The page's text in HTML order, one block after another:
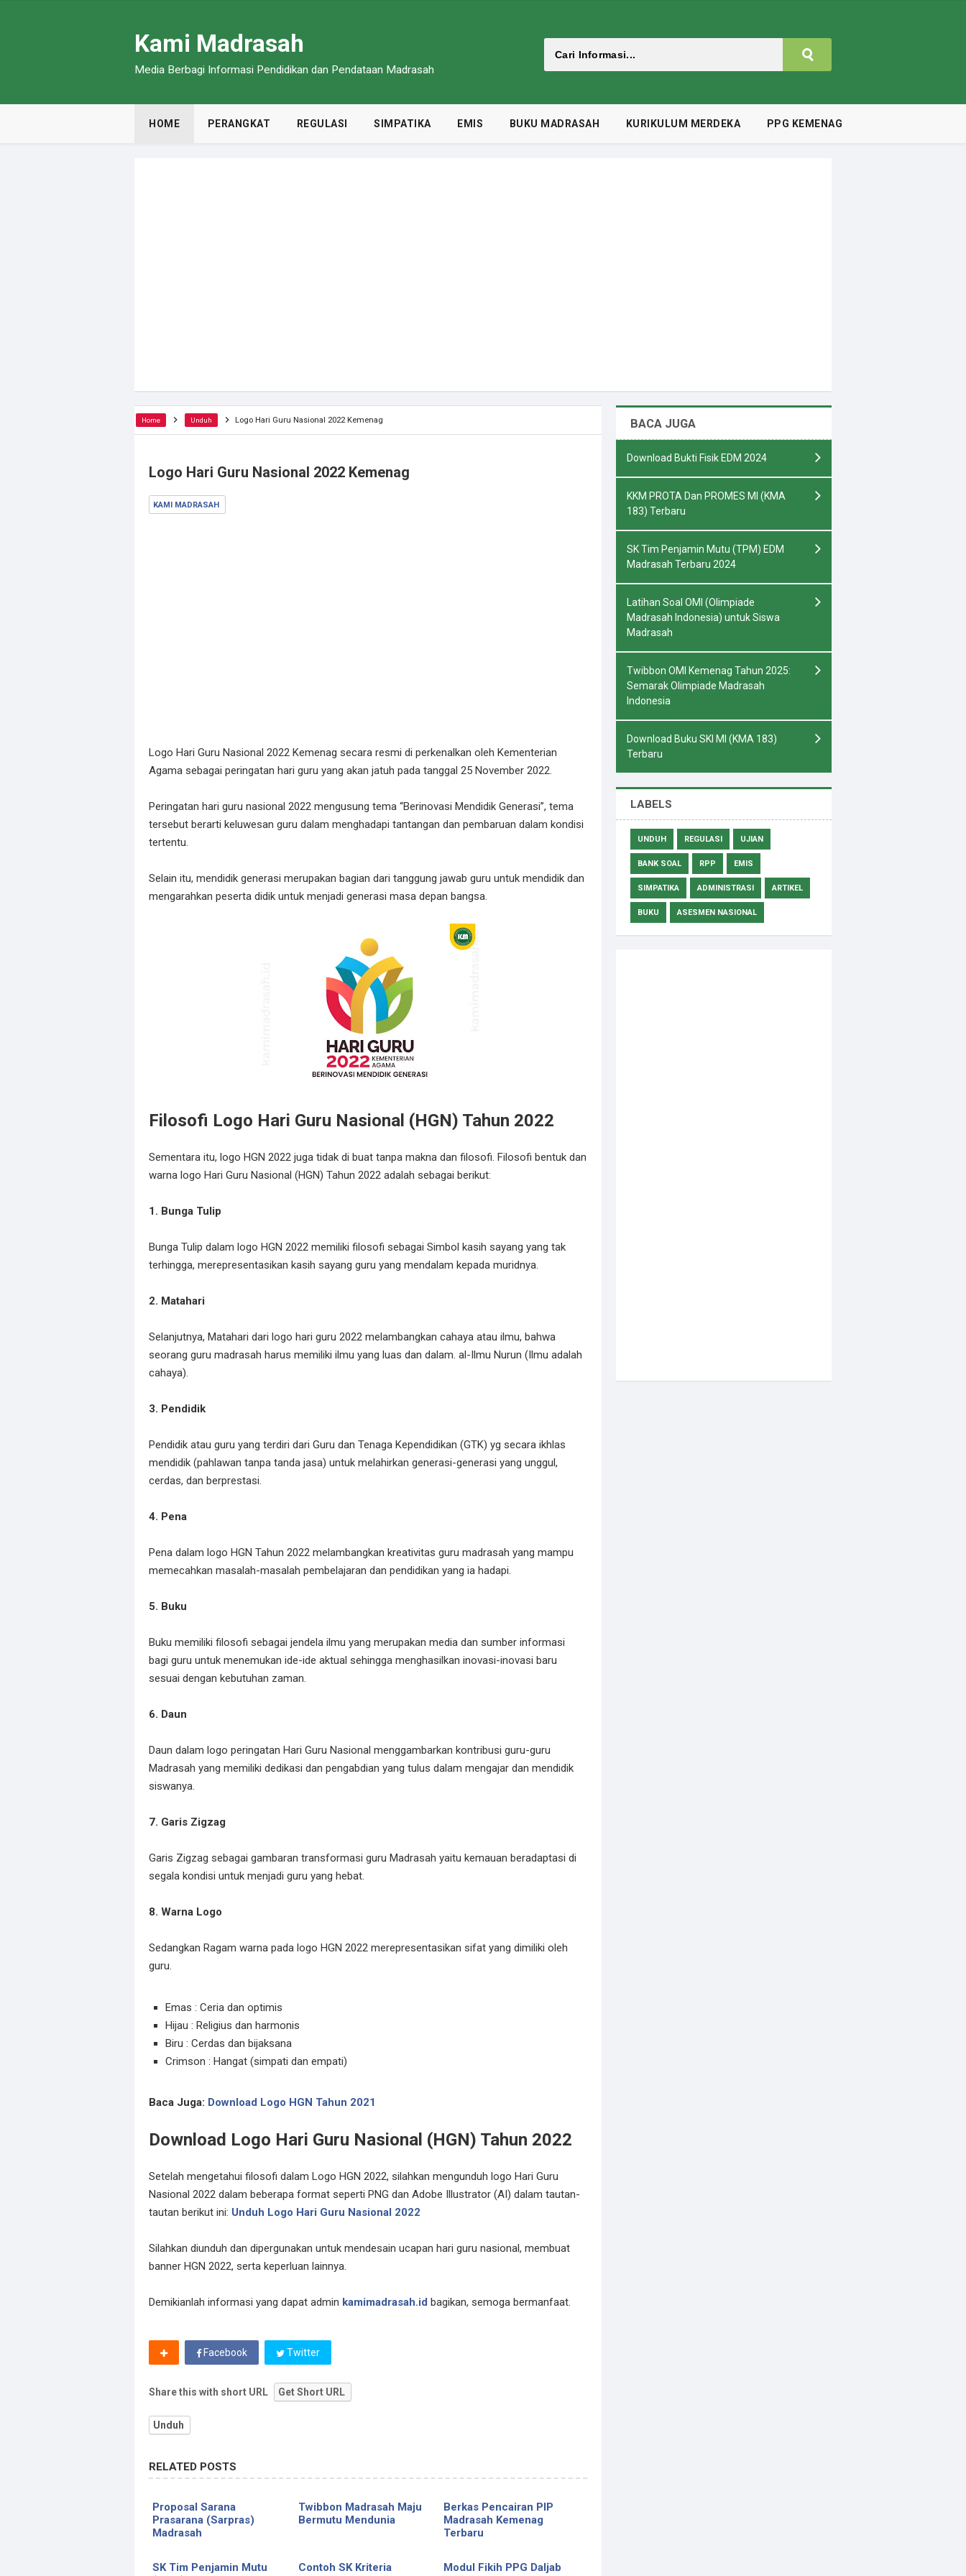
Kami Madrasah
Media Berbagi Informasi Pendidikan dan Pendataan Madrasah
HOME PERANGKAT REGULASI SIMPATIKA EMIS BUKU MADRASAH KURIKULUM MERDEKA PPG KEMENAG
Home Unduh Logo Hari Guru Nasional 2022 Kemenag
Logo Hari Guru Nasional 2022 Kemenag
KAMI MADRASAH
Logo Hari Guru Nasional 2022 Kemenag secara resmi di perkenalkan oleh Kementerian
Agama sebagai peringatan hari guru yang akan jatuh pada tanggal 25 November 2022.
Peringatan hari guru nasional 2022 mengusung tema “Berinovasi Mendidik Generasi”, tema
tersebut berarti keluwesan guru dalam menghadapi tantangan dan pembaruan dalam kondisi
tertentu.
Selain itu, mendidik generasi merupakan bagian dari tanggung jawab guru untuk mendidik dan
mengarahkan peserta didik untuk menjadi generasi masa depan bangsa.
Filosofi Logo Hari Guru Nasional (HGN) Tahun 2022
Sementara itu, logo HGN 2022 juga tidak di buat tanpa makna dan filosofi. Filosofi bentuk dan
warna logo Hari Guru Nasional (HGN) Tahun 2022 adalah sebagai berikut:
1. Bunga Tulip
Bunga Tulip dalam logo HGN 2022 memiliki filosofi sebagai Simbol kasih sayang yang tak
terhingga, merepresentasikan kasih sayang guru yang mendalam kepada muridnya.
2. Matahari
Selanjutnya, Matahari dari logo hari guru 2022 melambangkan cahaya atau ilmu, bahwa
seorang guru madrasah harus memiliki ilmu yang luas dan dalam. al-Ilmu Nurun (Ilmu adalah
cahaya).
3. Pendidik
Pendidik atau guru yang terdiri dari Guru dan Tenaga Kependidikan (GTK) yg secara ikhlas
mendidik (pahlawan tanpa tanda jasa) untuk melahirkan generasi-generasi yang unggul,
cerdas, dan berprestasi.
4. Pena
Pena dalam logo HGN Tahun 2022 melambangkan kreativitas guru madrasah yang mampu
memecahkan masalah-masalah pembelajaran dan pendidikan yang ia hadapi.
5. Buku
Buku memiliki filosofi sebagai jendela ilmu yang merupakan media dan sumber informasi
bagi guru untuk menemukan ide-ide aktual sehingga menghasilkan inovasi-inovasi baru
sesuai dengan kebutuhan zaman.
6. Daun
Daun dalam logo peringatan Hari Guru Nasional menggambarkan kontribusi guru-guru
Madrasah yang memiliki dedikasi dan pengabdian yang tulus dalam mengajar dan mendidik
siswanya.
7. Garis Zigzag
Garis Zigzag sebagai gambaran transformasi guru Madrasah yaitu kemauan beradaptasi di
segala kondisi untuk menjadi guru yang hebat.
8. Warna Logo
Sedangkan Ragam warna pada logo HGN 2022 merepresentasikan sifat yang dimiliki oleh
guru.
Emas : Ceria dan optimis
Hijau : Religius dan harmonis
Biru : Cerdas dan bijaksana
Crimson : Hangat (simpati dan empati)
Baca Juga: Download Logo HGN Tahun 2021
Download Logo Hari Guru Nasional (HGN) Tahun 2022
Setelah mengetahui filosofi dalam Logo HGN 2022, silahkan mengunduh logo Hari Guru
Nasional 2022 dalam beberapa format seperti PNG dan Adobe Illustrator (AI) dalam tautan-
tautan berikut ini: Unduh Logo Hari Guru Nasional 2022
Silahkan diunduh dan dipergunakan untuk mendesain ucapan hari guru nasional, membuat
banner HGN 2022, serta keperluan lainnya.
Demikianlah informasi yang dapat admin kamimadrasah.id bagikan, semoga bermanfaat.
Facebook Twitter
Share this with short URL Get Short URL
Unduh
RELATED POSTS
Proposal Sarana
Prasarana (Sarpras)
Madrasah
Twibbon Madrasah Maju
Bermutu Mendunia
Berkas Pencairan PIP
Madrasah Kemenag
Terbaru
SK Tim Penjamin Mutu
Contoh SK Kriteria
Modul Fikih PPG Daljab
BACA JUGA
Download Bukti Fisik EDM 2024
KKM PROTA Dan PROMES MI (KMA
183) Terbaru
SK Tim Penjamin Mutu (TPM) EDM
Madrasah Terbaru 2024
Latihan Soal OMI (Olimpiade
Madrasah Indonesia) untuk Siswa
Madrasah
Twibbon OMI Kemenag Tahun 2025:
Semarak Olimpiade Madrasah
Indonesia
Download Buku SKI MI (KMA 183)
Terbaru
LABELS
UNDUH REGULASI UJIAN
BANK SOAL RPP EMIS
SIMPATIKA ADMINISTRASI ARTIKEL
BUKU ASESMEN NASIONAL